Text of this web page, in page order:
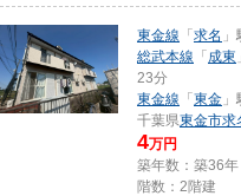
東金線 「求名
総武本線 「成東
23分
東金線 「東金
千葉県東金市求
4万円
築年数：築36年
階数：2階建